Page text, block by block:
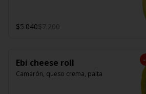
$5.040$7.200
-
Ebi cheese roll
Camarón, queso crema, palta